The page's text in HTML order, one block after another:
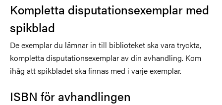
Kompletta disputationsexemplar med
spikblad
De exemplar du lämnar in till biblioteket ska vara tryckta,
kompletta disputationsexemplar av din avhandling. Kom
ihåg att spikbladet ska finnas med i varje exemplar.
ISBN för avhandlingen